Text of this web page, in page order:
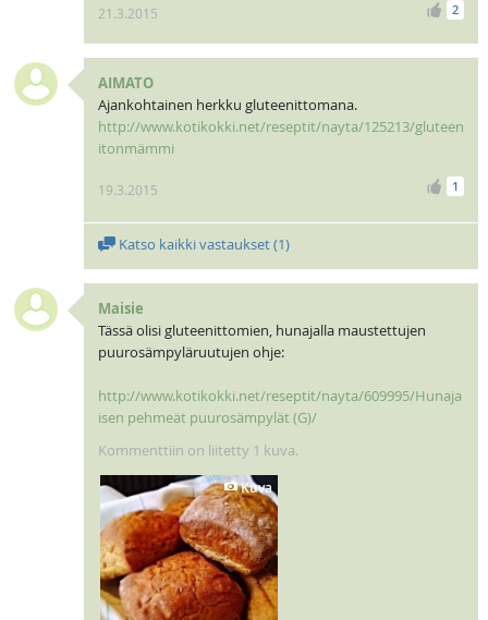
2
21.3.2015
AIMATO
Ajankohtainen herkku gluteenittomana.
http://www.kotikokki.net/reseptit/nayta/125213/gluteen
itonmämmi
1
19.3.2015
Katso kaikki vastaukset (1)
Maisie
Tässä olisi gluteenittomien, hunajalla maustettujen
puurosämpyläruutujen ohje:
http://www.kotikokki.net/reseptit/nayta/609995/Hunaja
isen pehmeät puurosämpylät (G)/
Kommenttiin on liitetty 1 kuva.
Kuva